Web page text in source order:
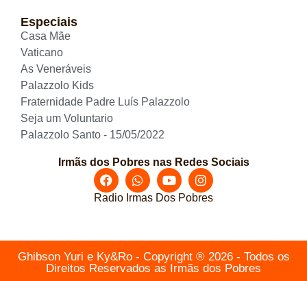
Especiais
Casa Mãe
Vaticano
As Veneráveis
Palazzolo Kids
Fraternidade Padre Luís Palazzolo
Seja um Voluntario
Palazzolo Santo - 15/05/2022
Irmãs dos Pobres nas Redes Sociais
Radio Irmas Dos Pobres
Ghibson Yuri e Ky&Ro - Copyright ® 2026 - Todos os
Direitos Reservados as Irmãs dos Pobres